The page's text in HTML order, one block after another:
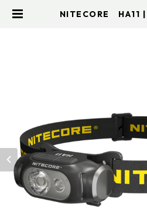
NITECORE HA11 |